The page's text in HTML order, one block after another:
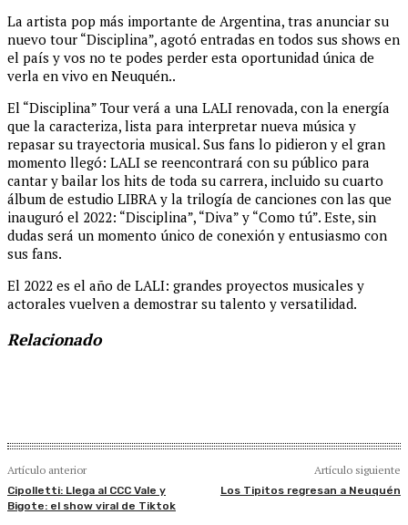
La artista pop más importante de Argentina, tras anunciar su
nuevo tour “Disciplina”, agotó entradas en todos sus shows en
el país y vos no te podes perder esta oportunidad única de
verla en vivo en Neuquén..
El “Disciplina” Tour verá a una LALI renovada, con la energía
que la caracteriza, lista para interpretar nueva música y
repasar su trayectoria musical. Sus fans lo pidieron y el gran
momento llegó: LALI se reencontrará con su público para
cantar y bailar los hits de toda su carrera, incluido su cuarto
álbum de estudio LIBRA y la trilogía de canciones con las que
inauguró el 2022: “Disciplina”, “Diva” y “Como tú”. Este, sin
dudas será un momento único de conexión y entusiasmo con
sus fans.
El 2022 es el año de LALI: grandes proyectos musicales y
actorales vuelven a demostrar su talento y versatilidad.
Relacionado
Artículo anterior
Cipolletti: Llega al CCC Vale y
Bigote: el show viral de Tiktok
Artículo siguiente
Los Tipitos regresan a Neuquén